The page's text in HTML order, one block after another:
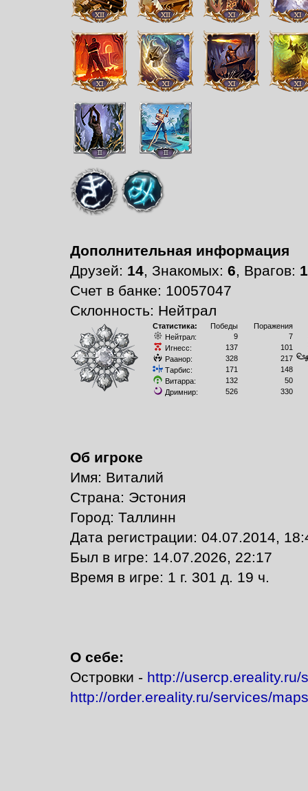
Дополнительная информация
Друзей: 14, Знакомых: 6, Врагов:
Счет в банке: 10057047
Склонность: Нейтрал
Статистика: Победы
Поражения
Нейтрал:
9
7
Игнесс:
137
101
Раанор:
328
217
Тарбис:
171
148
Витарра:
132
50
Дримнир:
526 330
Об игроке
Имя: Виталий
Страна: Эстония
Город: Таллинн
Дата регистрации: 04.07.2014,
Был в игре: 14.07.2026, 22:17
Время в игре: 1 г. 301 д. 19 ч.
О себе:
Островки - http://usercp.ereality.ru/
http://order.ereality.ru/services/